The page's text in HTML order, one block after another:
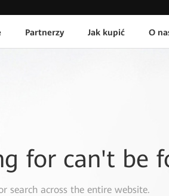
Partnerzy Jak kupić O
for can't be
search across the entire website.